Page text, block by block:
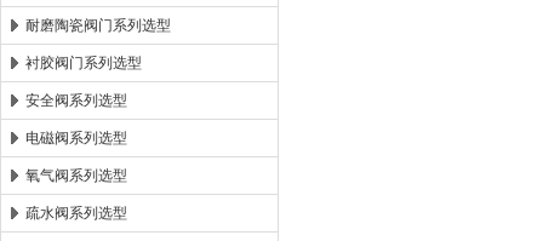
耐磨陶瓷阀门系列选型
衬胶阀门系列选型
安全阀系列选型
电磁阀系列选型
氧气阀系列选型
疏水阀系列选型